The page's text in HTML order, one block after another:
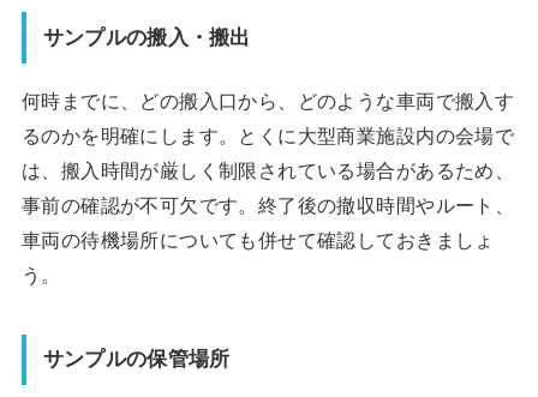
サンプルの搬入・搬出
何時までに、どの搬入口から、どのような車両で搬入す
るのかを明確にします。とくに大型商業施設内の会場で
は、搬入時間が厳しく制限されている場合があるため、
事前の確認が不可欠です。終了後の撤収時間やルート、
車両の待機場所についても併せて確認しておきましょ
う。
サンプルの保管場所